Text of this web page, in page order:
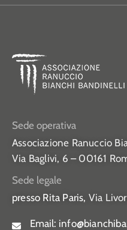
Sede operativa
Associazione Ranuccio
Via Baglivi, 6 – 00161
Sede legale
presso Rita Paris, Via
Email: